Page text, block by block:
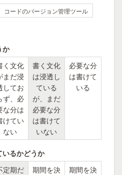
コードのバージョン管理ツール
か
く文化
まだ浸
してお
ず、必
な分は
けてい
ない
書く文化
は浸透し
ている
が、まだ
必要な分
は書けて
いない
必要な分
は書けて
いる
いるかどうか
定期だ
期間を決
期間を決